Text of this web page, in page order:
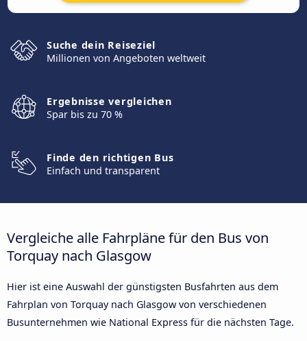
Suche dein Reiseziel
Millionen von Angeboten weltweit
Ergebnisse vergleichen
Spar bis zu 70 %
Finde den richtigen Bus
Einfach und transparent
Vergleiche alle Fahrpläne für den Bus von
Torquay nach Glasgow
Hier ist eine Auswahl der günstigsten Busfahrten aus dem
Fahrplan von Torquay nach Glasgow von verschiedenen
Busunternehmen wie National Express für die nächsten Tage.